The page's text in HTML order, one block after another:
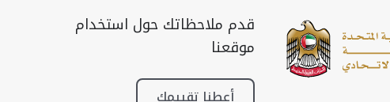
قدم ملاحظاتك حول استخدام
موقعنا
أعطنا تقييمك